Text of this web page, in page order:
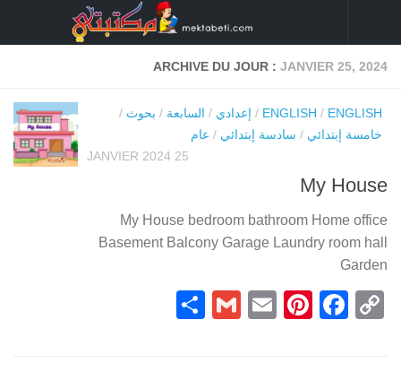
Skip to content
ARCHIVE DU JOUR : JANVIER 25, 2024
ENGLISH / ENGLISH
/ إعدادي / السابعة / بحوث /
خامسة إبتدائي / سادسة إبتدائي / عام
25 JANVIER 2024
My House
My House bedroom bathroom Home office
Basement Balcony Garage Laundry room hall
Garden
Copy
Facebook
Pinterest
Email
Gmail